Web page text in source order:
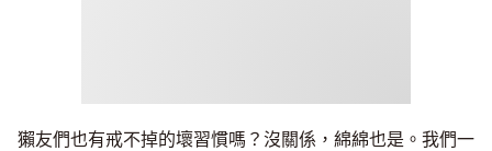
獺友們也有戒不掉的壞習慣嗎？沒關係，綿綿也是。我們一